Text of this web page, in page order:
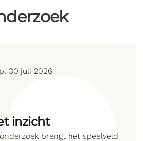
30 juli 2026
inzicht
brengt het speelveld